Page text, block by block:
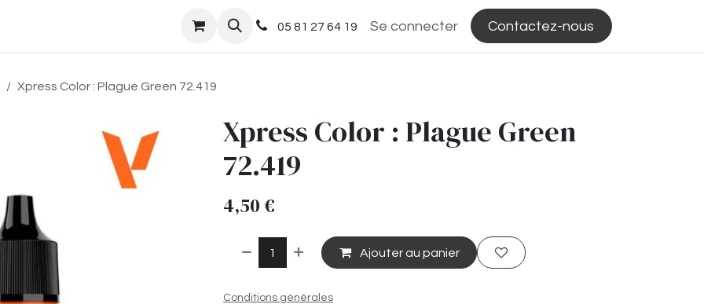
05 81 27 64 19 Se connecter Contactez-nous
Xpress Color : Plague Green 72.419
Xpress Color : Plague Green
72.419
4,50€
Ajouter au panier
Conditions générales